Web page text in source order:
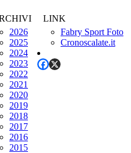
2026
2025
2024
2023
2022
2021
2020
2019
2018
2017
2016
2015
LINK
Fabry Sport Foto
Cronoscalate.it